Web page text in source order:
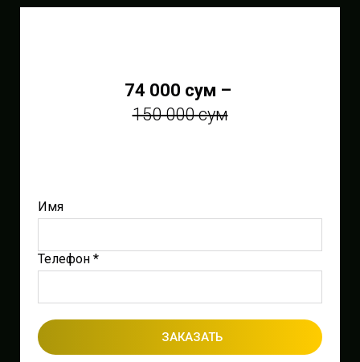
74 000 сум –
150 000 сум
Имя
Телефон *
ЗАКАЗАТЬ